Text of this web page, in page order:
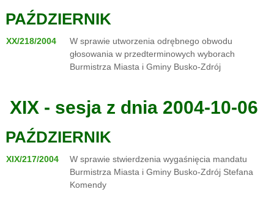
PAŹDZIERNIK
XX/218/2004
W sprawie utworzenia odrębnego obwodu
głosowania w przedterminowych wyborach
Burmistrza Miasta i Gminy Busko-Zdrój
XIX - sesja z dnia 2004-10-06
PAŹDZIERNIK
XIX/217/2004
W sprawie stwierdzenia wygaśnięcia mandatu
Burmistrza Miasta i Gminy Busko-Zdrój Stefana
Komendy